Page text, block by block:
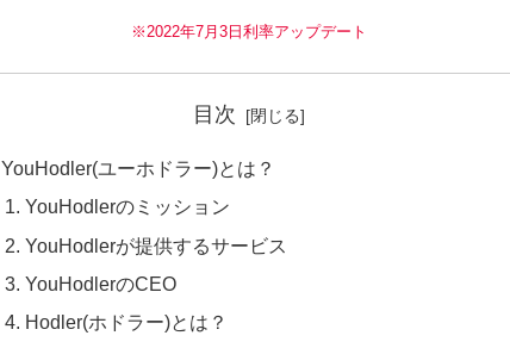
※2022年7月3日利率アップデート
目次
YouHodler(ユーホドラー)とは？
YouHodlerのミッション
YouHodlerが提供するサービス
YouHodlerのCEO
Hodler(ホドラー)とは？